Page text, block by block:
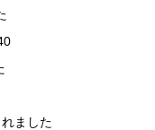
れました